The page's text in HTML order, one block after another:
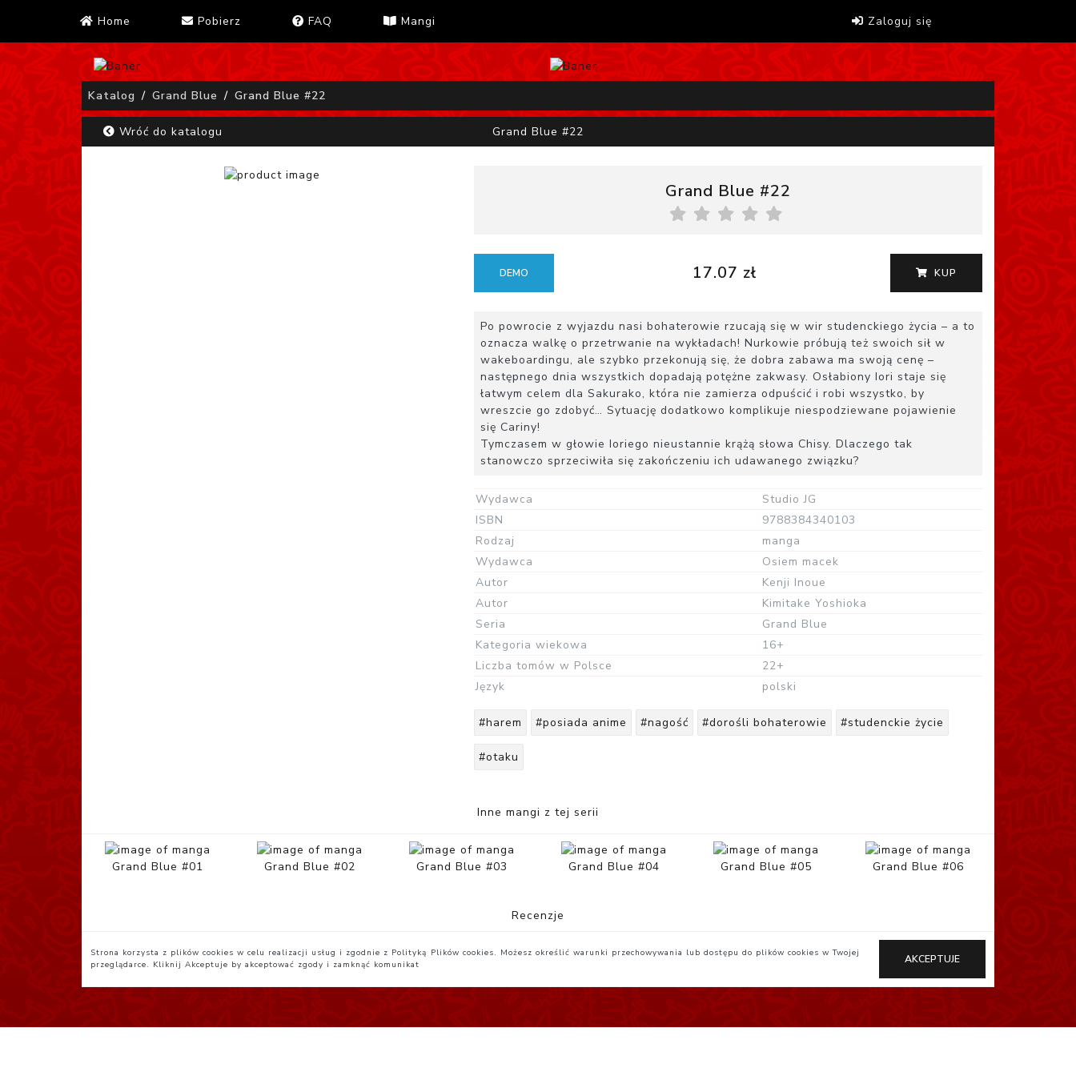
Home Pobierz FAQ Mangi Zaloguj się
Katalog Grand Blue Grand Blue #22
Wróć do katalogu Grand Blue #22
Grand Blue #22
DEMO 17.07 zł KUP
Po powrocie z wyjazdu nasi bohaterowie rzucają się w wir studenckiego życia – a to
oznacza walkę o przetrwanie na wykładach! Nurkowie próbują też swoich sił w
wakeboardingu, ale szybko przekonują się, że dobra zabawa ma swoją cenę –
następnego dnia wszystkich dopadają potężne zakwasy. Osłabiony Iori staje się
łatwym celem dla Sakurako, która nie zamierza odpuścić i robi wszystko, by
wreszcie go zdobyć… Sytuację dodatkowo komplikuje niespodziewane pojawienie
się Cariny!
Tymczasem w głowie Ioriego nieustannie krążą słowa Chisy. Dlaczego tak
stanowczo sprzeciwiła się zakończeniu ich udawanego związku?
Wydawca
Studio JG
ISBN
9788384340103
Rodzaj
manga
Wydawca
Osiem macek
Autor
Kenji Inoue
Autor
Kimitake Yoshioka
Seria
Grand Blue
Kategoria wiekowa
16+
Liczba tomów w Polsce
22+
Język
polski
#harem #posiada anime #nagość #dorośli bohaterowie #studenckie życie
#otaku
Inne mangi z tej serii
Grand Blue #01 Grand Blue #02 Grand Blue #03 Grand Blue #04 Grand Blue #05 Grand Blue #06
Recenzje
Strona korzysta z plików cookies w celu realizacji usług i zgodnie z Polityką Plików cookies. Możesz określić warunki przechowywania lub dostępu do plików cookies w Twojej
przeglądarce. Kliknij Akceptuje by akceptować zgody i zamknąć komunikat AKCEPTUJE